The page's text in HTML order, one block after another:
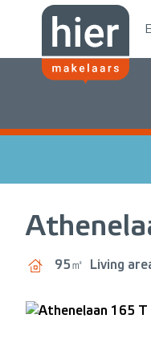
95㎡ Living